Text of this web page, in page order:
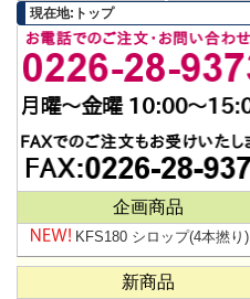
現在地:トップ
企画商品
KFS180 シロップ(4本撚り)
新商品